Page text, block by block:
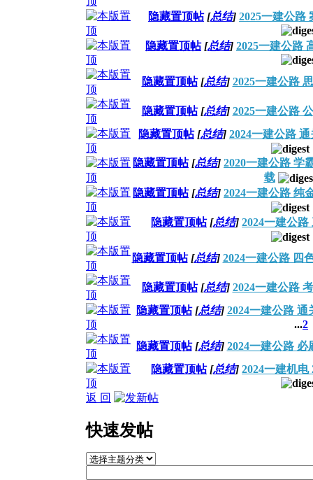
隐藏置顶帖 [总结] 2025一建公路
隐藏置顶帖 [总结] 2025一建公路
隐藏置顶帖 [总结] 2025一建公路
隐藏置顶帖 [总结] 2025一建公路
隐藏置顶帖 [总结] 2024一建公路
隐藏置顶帖 [总结] 2020一建公路 学
载
隐藏置顶帖 [总结] 2024一建公路 纯
隐藏置顶帖 [总结] 2024一建公
隐藏置顶帖 [总结] 2024一建公路 四
隐藏置顶帖 [总结] 2024一建公路
隐藏置顶帖 [总结] 2024一建公路
...2
隐藏置顶帖 [总结] 2024一建公路
隐藏置顶帖 [总结] 2024一建机
返 回
快速发帖